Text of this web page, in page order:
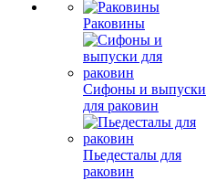
Раковины
Сифоны и выпуски
для раковин
Пьедесталы для
раковин